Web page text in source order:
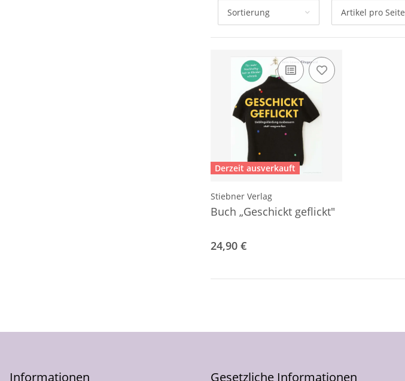
Sortierung Artikel pro Seite
Derzeit ausverkauft
Stiebner Verlag
Buch „Geschickt geflickt"
24,90 €
Informationen Gesetzliche Informationen